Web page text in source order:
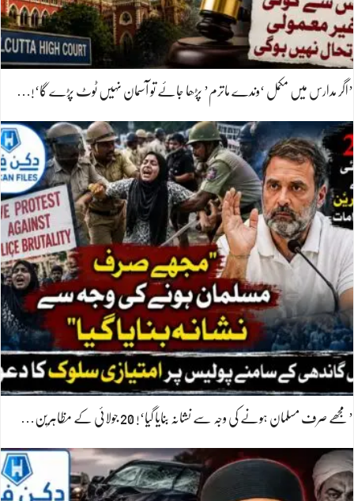
’اگر مدارس میں مکمل ‘وندے ماترم’ پڑھا جائے تو آسمان نہیں ٹوٹ پڑے گا‘!…
’مجھے صرف مسلمان ہونے کی وجہ سے نشانہ بنایا گیا‘! 20 جولائی کے مظاہرین…